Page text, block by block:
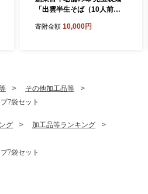
「出雲半生そば（10人前）
寄附金額 10,000円
その他加工品等
7袋セット
グ
加工品等ランキング
7袋セット